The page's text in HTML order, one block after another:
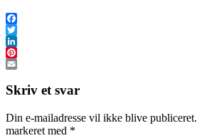
Facebook
Twitter
LinkedIn
Pinterest
Skriv et svar
Din e-mailadresse vil ikke blive publiceret.
markeret med *